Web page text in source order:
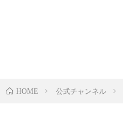
HOME 公式チャンネル